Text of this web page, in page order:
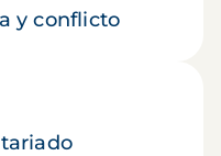
y conflicto